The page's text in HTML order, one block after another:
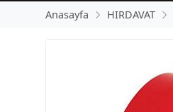
Anasayfa HIRDAVAT